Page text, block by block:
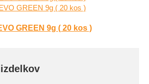
GREEN 9g ( 20 kos )